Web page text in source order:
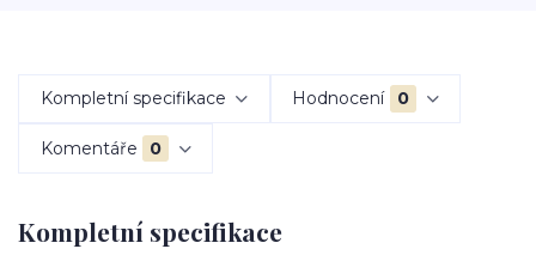
Kompletní specifikace Hodnocení 0
Komentáře 0
Kompletní specifikace